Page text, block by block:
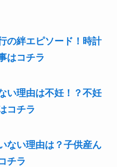
絆エピソード！時計
はコチラ
理由は不妊！？不妊
コチラ
い理由は？子供産ん
チラ